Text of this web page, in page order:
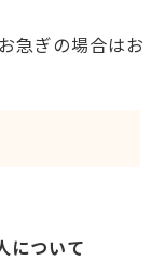
急ぎの場合はお
について